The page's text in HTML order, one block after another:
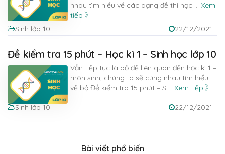
nhau tìm hiểu về các dạng đề thi học ... Xem
tiếp
Sinh lớp 10
22/12/2021
Đề kiểm tra 15 phút – Học kì 1 – Sinh học lớp 10
Vẫn tiếp tục là bộ đề liên quan đến học kì 1 –
môn sinh, chúng ta sẽ cùng nhau tìm hiểu
về bộ Đề kiểm tra 15 phút – Si... Xem tiếp
Sinh lớp 10 22/12/2021
Bài viết phổ biến